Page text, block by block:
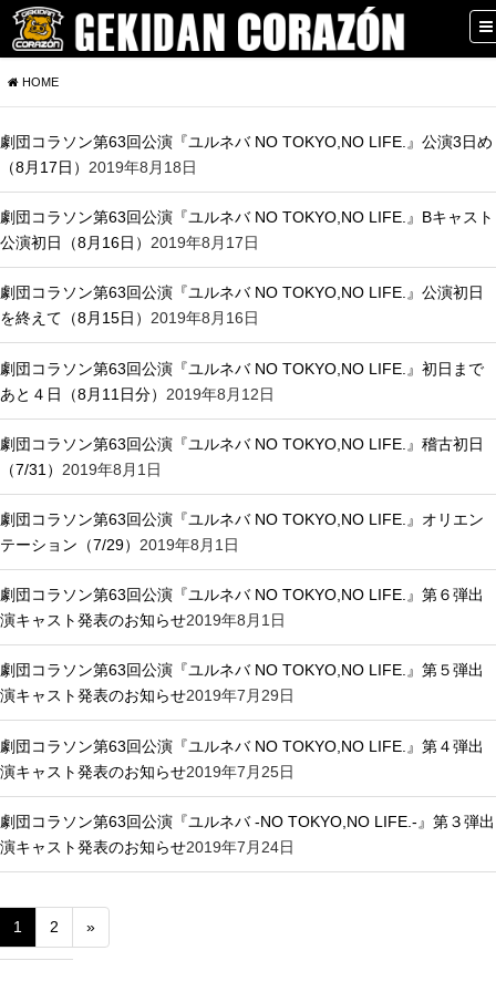
HOME
劇団コラソン第63回公演『ユルネバ NO TOKYO,NO LIFE.』公演3日め
（8月17日） 2019年8月18日
劇団コラソン第63回公演『ユルネバ NO TOKYO,NO LIFE.』Bキャスト
公演初日（8月16日） 2019年8月17日
劇団コラソン第63回公演『ユルネバ NO TOKYO,NO LIFE.』公演初日
を終えて（8月15日） 2019年8月16日
劇団コラソン第63回公演『ユルネバ NO TOKYO,NO LIFE.』初日まで
あと４日（8月11日分） 2019年8月12日
劇団コラソン第63回公演『ユルネバ NO TOKYO,NO LIFE.』稽古初日
（7/31） 2019年8月1日
劇団コラソン第63回公演『ユルネバ NO TOKYO,NO LIFE.』オリエン
テーション（7/29） 2019年8月1日
劇団コラソン第63回公演『ユルネバ NO TOKYO,NO LIFE.』第６弾出
演キャスト発表のお知らせ2019年8月1日
劇団コラソン第63回公演『ユルネバ NO TOKYO,NO LIFE.』第５弾出
演キャスト発表のお知らせ2019年7月29日
劇団コラソン第63回公演『ユルネバ NO TOKYO,NO LIFE.』第４弾出
演キャスト発表のお知らせ2019年7月25日
劇団コラソン第63回公演『ユルネバ -NO TOKYO,NO LIFE.-』第３弾出
演キャスト発表のお知らせ2019年7月24日
1 2 »